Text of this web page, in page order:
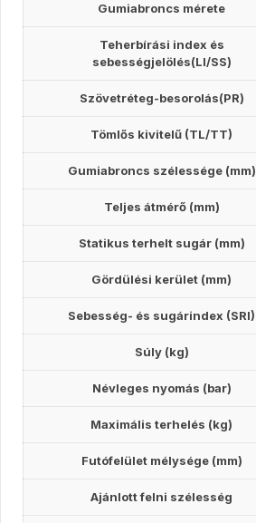
Gumiabroncs mérete
Teherbírási index és
sebességjelölés(LI/SS)
Szövetréteg-besorolás(PR)
Tömlős kivitelű (TL/TT)
Gumiabroncs szélessége (mm)
Teljes átmérő (mm)
Statikus terhelt sugár (mm)
Gördülési kerület (mm)
Sebesség- és sugárindex (SRI)
Súly (kg)
Névleges nyomás (bar)
Maximális terhelés (kg)
Futófelület mélysége (mm)
Ajánlott felni szélesség